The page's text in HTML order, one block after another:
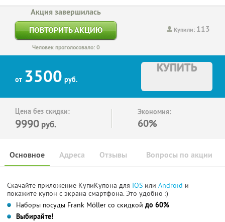
Купили: 113
Акция завершилась
ПОВТОРИТЬ АКЦИЮ
Человек проголосовало: 0
от 3500 руб.
КУПИТЬ
Цена без скидки:
9990 руб.
Экономия:
60%
Основное Отзывы Вопросы по акции
Адреса
Скачайте приложение КупиКупона для IOS или Android и
покажите купон с экрана смартфона. Это удобно :)
Наборы посуды Frank Möller со скидкой до 60%
Выбирайте!